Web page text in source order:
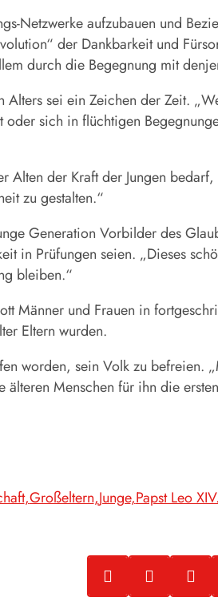
Netzwerke aufzubauen und
der Dankbarkeit und
durch die Begegnung mit
sei ein Zeichen der Zeit.
sich in flüchtigen
der Kraft der Jungen
zu gestalten.“
Generation Vorbilder des
in Prüfungen seien. „Dieses
bleiben.“
Männer und Frauen in
Eltern wurden.
worden, sein Volk zu befreien.
Menschen für ihn die
Großeltern Junge Papst Leo XIV.